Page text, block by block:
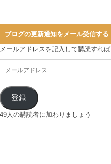
ブログの更新通知をメール受信する
メールアドレスを記入して購読すれ
登録
49人の購読者に加わりましょう